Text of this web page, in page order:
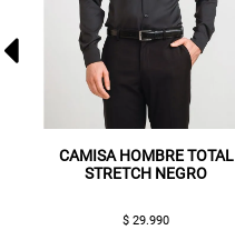
CAMISA HOMBRE TOTAL
STRETCH NEGRO
$ 29.990